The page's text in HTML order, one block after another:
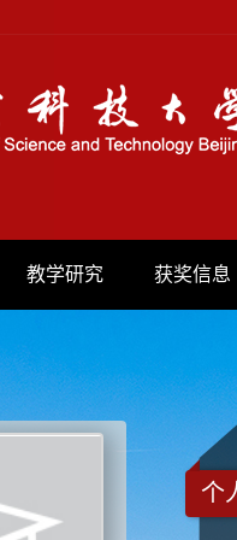
教学研究 获奖信息
个